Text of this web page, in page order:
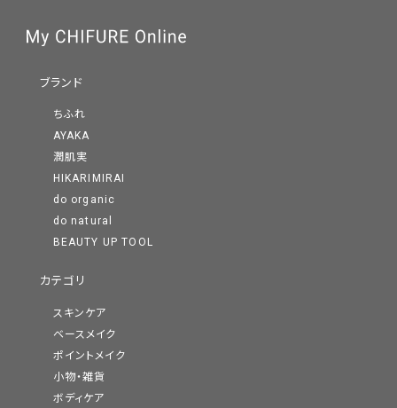
ブランド
ちふれ
AYAKA
潤肌実
HIKARIMIRAI
do organic
do natural
BEAUTY UP TOOL
カテゴリ
スキンケア
ベースメイク
ポイントメイク
小物・雑貨
ボディケア